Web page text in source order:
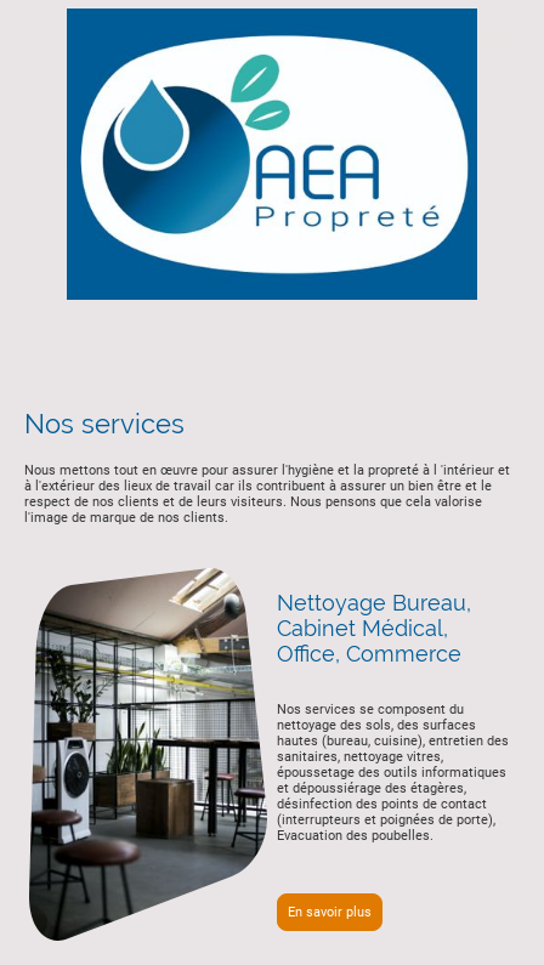
Nos services
Nous mettons tout en œuvre pour assurer l'hygiène et la propreté à l 'intérieur et
à l'extérieur des lieux de travail car ils contribuent à assurer un bien être et le
respect de nos clients et de leurs visiteurs. Nous pensons que cela valorise
l'image de marque de nos clients.
Nettoyage Bureau,
Cabinet Médical,
Office, Commerce
Nos services se composent du
nettoyage des sols, des surfaces
hautes (bureau, cuisine), entretien des
sanitaires, nettoyage vitres,
époussetage des outils informatiques
et dépoussiérage des étagères,
désinfection des points de contact
(interrupteurs et poignées de porte),
Evacuation des poubelles.
En savoir plus